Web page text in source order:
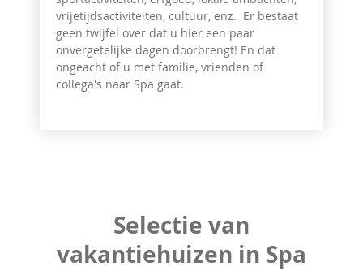
vrijetijdsactiviteiten, cultuur, enz. Er bestaat
geen twijfel over dat u hier een paar
onvergetelijke dagen doorbrengt! En dat
ongeacht of u met familie, vrienden of
collega's naar Spa gaat.
Selectie van
vakantiehuizen in Spa